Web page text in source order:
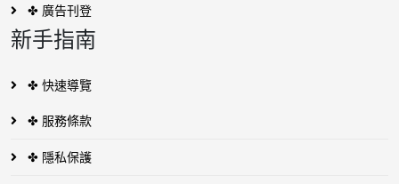
✤ 廣告刊登
新手指南
✤ 快速導覽
✤ 服務條款
✤ 隱私保護